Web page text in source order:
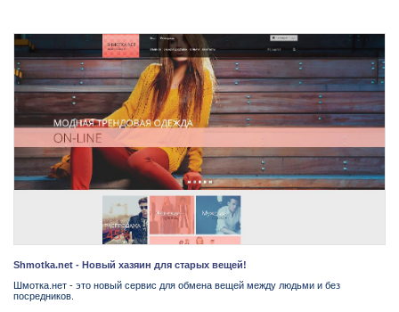
Shmotka.net - Новый хазяин для старых вещей!
Шмотка.нет - это новый сервис для обмена вещей между людьми и без
посредников.